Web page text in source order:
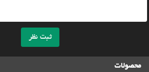
ثبت نظر
محصولات